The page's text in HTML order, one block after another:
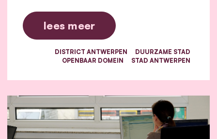
lees meer
DISTRICT ANTWERPEN
DUURZAME STAD
OPENBAAR DOMEIN
STAD ANTWERPEN